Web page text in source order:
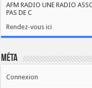
AFM RADIO UNE RADIO
PAS DE C
Rendez-vous ici
Méta
Connexion